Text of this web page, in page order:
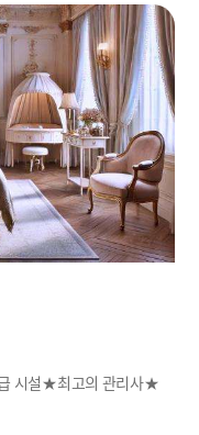
시설★최고의 관리사★